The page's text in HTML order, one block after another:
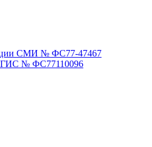
СМИ № ФС77-47467
№ ФС77110096